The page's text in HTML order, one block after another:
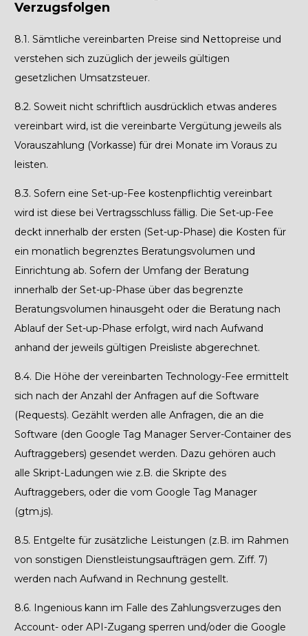
Verzugsfolgen
8.1. Sämtliche vereinbarten Preise sind Nettopreise und
verstehen sich zuzüglich der jeweils gültigen
gesetzlichen Umsatzsteuer.
8.2. Soweit nicht schriftlich ausdrücklich etwas anderes
vereinbart wird, ist die vereinbarte Vergütung jeweils als
Vorauszahlung (Vorkasse) für drei Monate im Voraus zu
leisten.
8.3. Sofern eine Set-up-Fee kostenpflichtig vereinbart
wird ist diese bei Vertragsschluss fällig. Die Set-up-Fee
deckt innerhalb der ersten (Set-up-Phase) die Kosten für
ein monatlich begrenztes Beratungsvolumen und
Einrichtung ab. Sofern der Umfang der Beratung
innerhalb der Set-up-Phase über das begrenzte
Beratungsvolumen hinausgeht oder die Beratung nach
Ablauf der Set-up-Phase erfolgt, wird nach Aufwand
anhand der jeweils gültigen Preisliste abgerechnet.
8.4. Die Höhe der vereinbarten Technology-Fee ermittelt
sich nach der Anzahl der Anfragen auf die Software
(Requests). Gezählt werden alle Anfragen, die an die
Software (den Google Tag Manager Server-Container des
Auftraggebers) gesendet werden. Dazu gehören auch
alle Skript-Ladungen wie z.B. die Skripte des
Auftraggebers, oder die vom Google Tag Manager
(gtm.js).
8.5. Entgelte für zusätzliche Leistungen (z.B. im Rahmen
von sonstigen Dienstleistungsaufträgen gem. Ziff. 7)
werden nach Aufwand in Rechnung gestellt.
8.6. Ingenious kann im Falle des Zahlungsverzuges den
Account- oder API-Zugang sperren und/oder die Google